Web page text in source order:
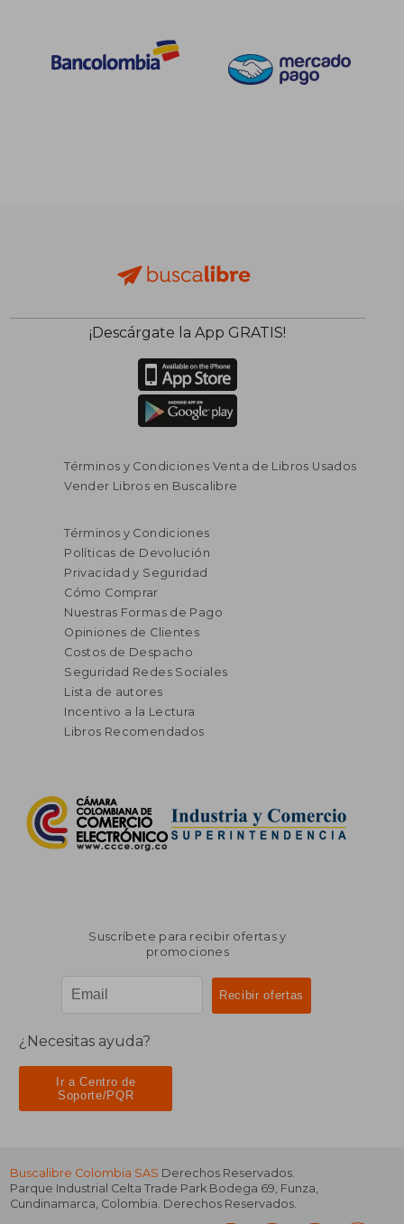
¡Descárgate la App GRATIS!
Términos y Condiciones Venta de Libros Usados
Vender Libros en Buscalibre
Términos y Condiciones
Políticas de Devolución
Privacidad y Seguridad
Cómo Comprar
Nuestras Formas de Pago
Opiniones de Clientes
Costos de Despacho
Seguridad Redes Sociales
Lista de autores
Incentivo a la Lectura
Libros Recomendados
Suscríbete para recibir ofertas y
promociones
¿Necesitas ayuda?
Ir a Centro de
Soporte/PQR
Buscalibre Colombia SAS Derechos Reservados.
Parque Industrial Celta Trade Park Bodega 69, Funza,
Cundinamarca, Colombia. Derechos Reservados.